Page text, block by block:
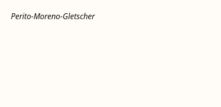
Perito-Moreno-Gletscher